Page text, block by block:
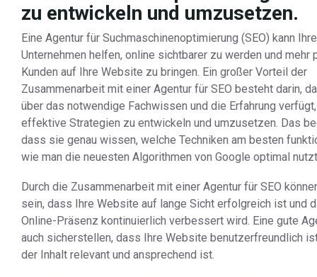
zu entwickeln und umzusetzen.
Eine Agentur für Suchmaschinenoptimierung (SEO) kann
Unternehmen helfen, online sichtbarer zu werden und mehr
Kunden auf Ihre Website zu bringen. Ein großer Vorteil der
Zusammenarbeit mit einer Agentur für SEO besteht darin,
über das notwendige Fachwissen und die Erfahrung
effektive Strategien zu entwickeln und umzusetzen. Das
dass sie genau wissen, welche Techniken am besten
wie man die neuesten Algorithmen von Google optimal
Durch die Zusammenarbeit mit einer Agentur für SEO
sein, dass Ihre Website auf lange Sicht erfolgreich ist und
Online-Präsenz kontinuierlich verbessert wird. Eine gute
auch sicherstellen, dass Ihre Website benutzerfreundlich
der Inhalt relevant und ansprechend ist.